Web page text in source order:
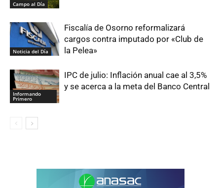
Campo al Día
Noticia del Día
Fiscalía de Osorno reformalizará
cargos contra imputado por «Club de
la Pelea»
Informando
Primero
IPC de julio: Inflación anual cae al 3,5%
y se acerca a la meta del Banco Central